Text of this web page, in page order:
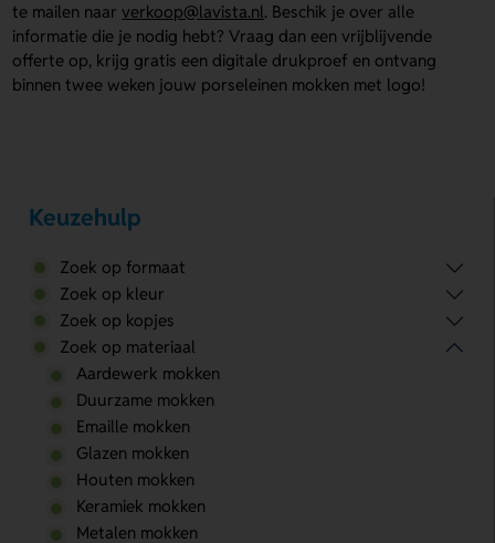
te mailen naar verkoop@lavista.nl. Beschik je over alle
informatie die je nodig hebt? Vraag dan een vrijblijvende
offerte op, krijg gratis een digitale drukproef en ontvang
binnen twee weken jouw porseleinen mokken met logo!
Keuzehulp
Zoek op formaat
Zoek op kleur
Zoek op kopjes
Zoek op materiaal
Aardewerk mokken
Duurzame mokken
Emaille mokken
Glazen mokken
Houten mokken
Keramiek mokken
Metalen mokken